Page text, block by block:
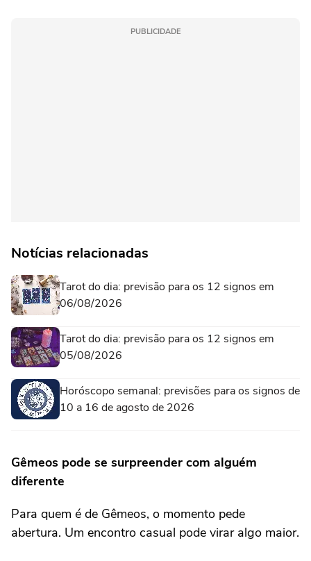
PUBLICIDADE
Notícias relacionadas
Tarot do dia: previsão para os 12 signos em
06/08/2026
Tarot do dia: previsão para os 12 signos em
05/08/2026
Horóscopo semanal: previsões para os signos de
10 a 16 de agosto de 2026
Gêmeos pode se surpreender com alguém
diferente
Para quem é de Gêmeos, o momento pede
abertura. Um encontro casual pode virar algo maior.